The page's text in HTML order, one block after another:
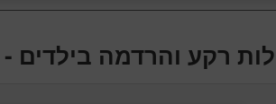
רקע והרדמה בילדים